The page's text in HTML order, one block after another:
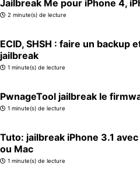
Jailbreak Me pour iPhone 4,
2 minute(s) de lecture
ECID, SHSH : faire un backup
jailbreak
1 minute(s) de lecture
PwnageTool jailbreak le
1 minute(s) de lecture
Tuto: jailbreak iPhone 3.1
ou Mac
1 minute(s) de lecture